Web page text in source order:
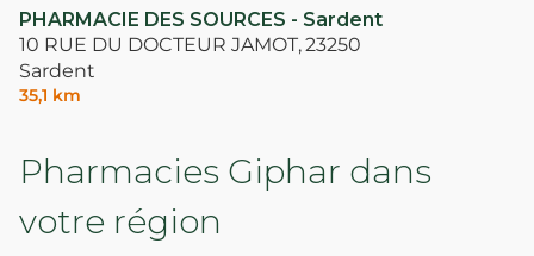
PHARMACIE DES SOURCES - Sardent
10 RUE DU DOCTEUR JAMOT,23250
Sardent
35,1 km
Pharmacies Giphar dans
votre région